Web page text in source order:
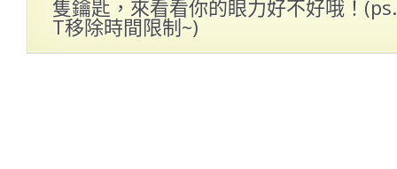
隻鑰匙，來看看你的眼力好不好哦！
T移除時間限制~)